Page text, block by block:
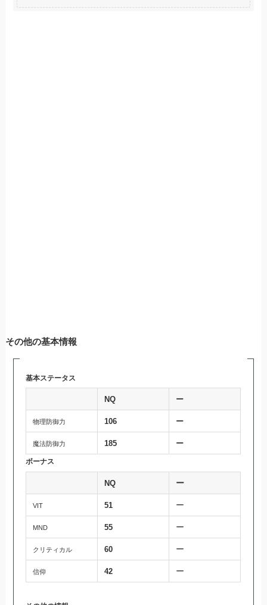
その他の基本情報
基本ステータス
NQ ー
物理防御力 106 ー
魔法防御力 185 ー
ボーナス
NQ ー
VIT 51 ー
MND 55 ー
クリティカル 60 ー
信仰 42 ー